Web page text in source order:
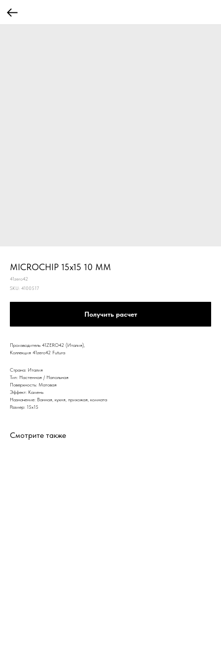
MICROCHIP 15x15 10 MM
41zero42
SKU: 4100517
Получить расчет
Производитель 41ZERO42 (Италия),
Коллекция 41zero42 Futura
Страна: Италия
Тип: Настенная / Напольная
Поверхность: Матовая
Эффект: Камень
Назначение: Ванная, кухня, прихожая, комната
Размер: 15x15
Смотрите также